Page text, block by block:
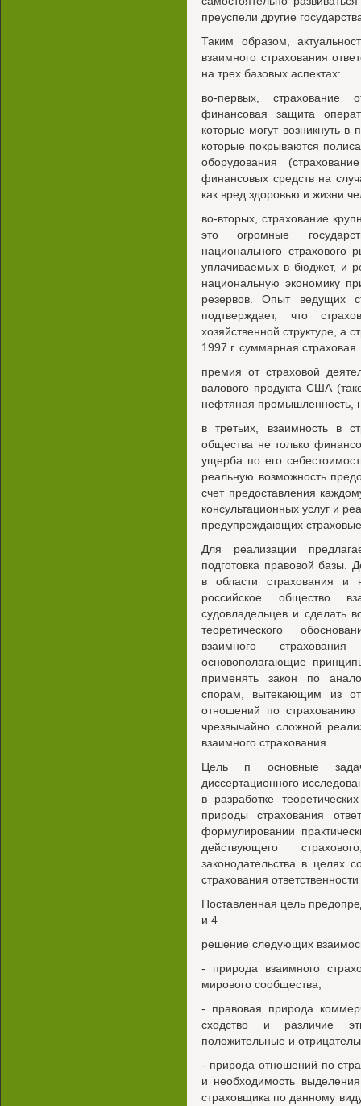
преуспели другие
Таким образом,
взаимного страхования
на трех базовых аспектах:
во-первых, страхование
финансовая защита
которые могут возникнуть в
которые покрываются
оборудования
финансовых средств на
как вред здоровью и жизни
во-вторых, страхование
это огромные
национального страхового
уплачиваемых в бюджет, и
национальную экономику
резервов. Опыт ведущих
подтверждает, что
хозяйственной структуре, а
1997 г. суммарная страховая
премия от страховой
валового продукта США
нефтяная промышленность,
в третьих, взаимность в
общества не только
ущерба по его
реальную возможность
счет предоставления
консультационных услуг и
предупреждающих
Для реализации
подготовка правовой базы.
в области страхования и
российское общество
судовладельцев и сделать
теоретического
взаимного
основополагающие
применять закон по
спорам, вытекающим из
отношений по страхованию
чрезвычайно сложной
взаимного страхования.
Цель п основные
диссертационного
в разработке
природы страхования
формулировании
действующего
законодательства в целях
страхования
Поставленная цель
и 4
решение следующих
- природа взаимного
мирового сообщества;
- правовая природа
сходство и различие
положительные и
- природа отношений по
и необходимость
страховщика по данному